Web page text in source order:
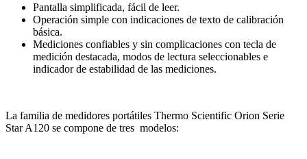
Pantalla simplificada, fácil de leer.
Operación simple con indicaciones de texto de calibración
básica.
Mediciones confiables y sin complicaciones con tecla de
medición destacada, modos de lectura seleccionables e
indicador de estabilidad de las mediciones.
La familia de medidores portátiles Thermo Scientific Orion Serie
Star A120 se compone de tres modelos: